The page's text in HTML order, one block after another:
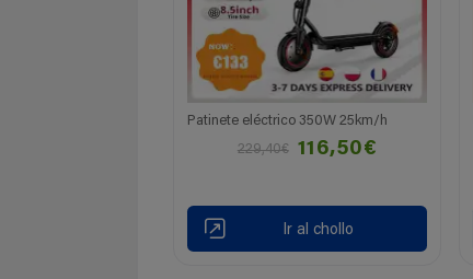
Patinete eléctrico 350W 25km/h
229,40€
116,50€
Ir al chollo